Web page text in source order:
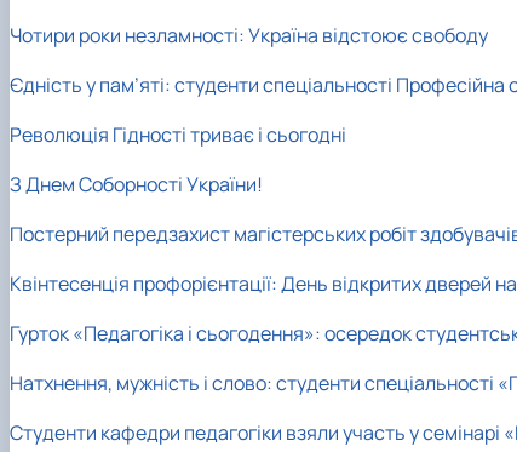
Чотири роки незламності: Україна відстоює свободу
Єдність у пам’яті: студенти спеціальності Професійна
Революція Гідності триває і сьогодні
З Днем Соборності України!
Постерний передзахист магістерських робіт
Квінтесенція профорієнтації: День відкритих дверей
Гурток «Педагогіка і сьогодення»: осередок
Натхнення, мужність і слово: студенти спеціальності
Студенти кафедри педагогіки взяли участь у семінарі